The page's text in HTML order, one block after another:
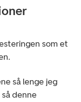
som et
så lenge jeg
så denne